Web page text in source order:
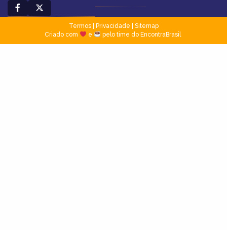
Termos| Privacidade
Sitemap
Criado com
e pelo time do EncontraBrasil